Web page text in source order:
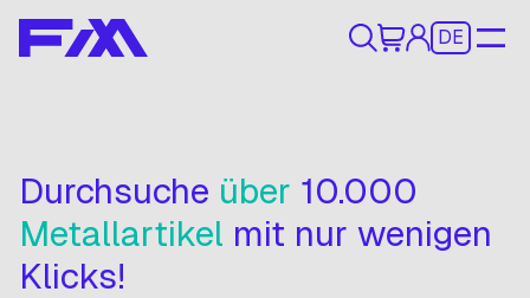
DE
Durchsuche über 10.000
Metallartikel mit nur wenigen
Klicks!